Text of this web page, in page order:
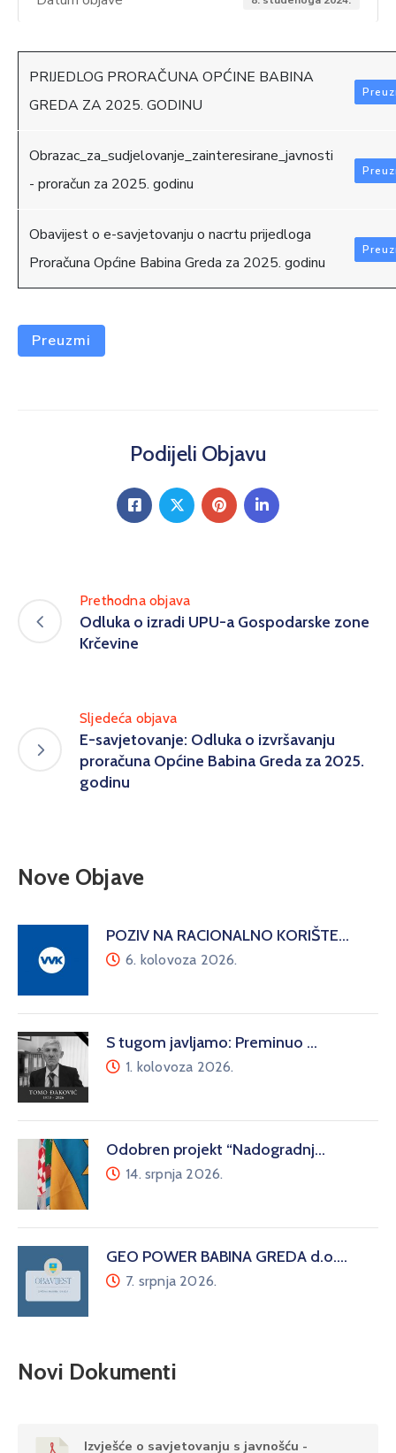
PRIJEDLOG PRORAČUNA OPĆINE BABINA
GREDA ZA 2025. GODINU
Obrazac_za_sudjelovanje_zainteresirane_javnosti
- proračun za 2025. godinu
Obavijest o e-savjetovanju o nacrtu prijedloga
Proračuna Općine Babina Greda za 2025. godinu
Preuzmi
Podijeli Objavu
Prethodna objava
Odluka o izradi UPU-a Gospodarske zone
Krčevine
Sljedeća objava
E-savjetovanje: Odluka o izvršavanju
proračuna Općine Babina Greda za 2025.
godinu
Nove Objave
POZIV NA RACIONALNO KORIŠTE…
6. kolovoza 2026.
S tugom javljamo: Preminuo …
1. kolovoza 2026.
Odobren projekt “Nadogradnj…
14. srpnja 2026.
GEO POWER BABINA GREDA d.o.…
7. srpnja 2026.
Novi Dokumenti
Izvješće o savjetovanju s javnošću -